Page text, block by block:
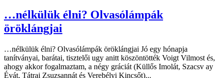
…nélkülük élni? Olvasólámpák
öröklángjai
…nélkülük élni? Olvasólámpák öröklángjai Jó egy hónapja
tanítványai, barátai, tisztelői ugy anitt köszöntötték Voigt Vilmost és,
ahogy akkor fogalmaztam, a négy gráciát (Küllős Imolát, Szacsv ay
Évát, Tátrai Zsuzsannát és Verebélyi Kincsőt)...